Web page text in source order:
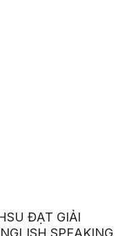
ĐẠT GIẢI
SPEAKING